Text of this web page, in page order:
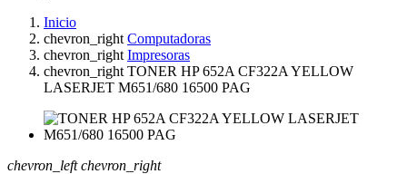
Inicio
chevron_right Computadoras
chevron_right Impresoras
chevron_right TONER HP 652A CF322A YELLOW
LASERJET M651/680 16500 PAG
chevron_left chevron_right